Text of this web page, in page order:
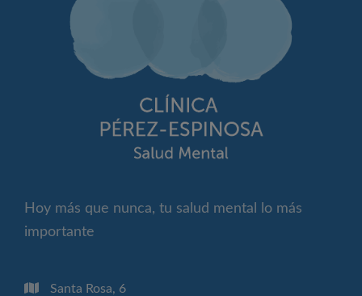
Hoy más que nunca, tu salud mental lo más
importante
Santa Rosa, 6